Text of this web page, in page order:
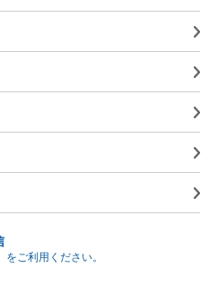
ご利用ください。